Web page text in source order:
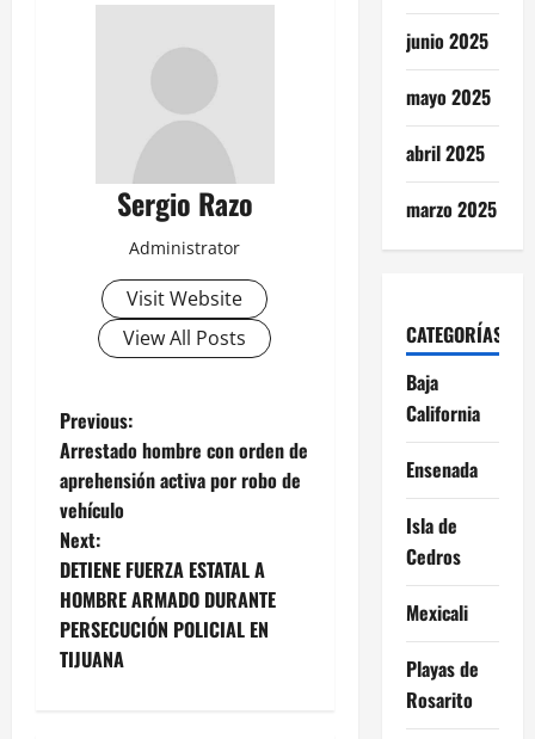
Sergio Razo
Administrator
Visit Website
View All Posts
P
o
s
t
n
a
Previous:
Arrestado hombre con orden de
aprehensión activa por robo de
vehículo
Next:
DETIENE FUERZA ESTATAL A
HOMBRE ARMADO DURANTE
PERSECUCIÓN POLICIAL EN
TIJUANA
junio 2025
mayo 2025
abril 2025
marzo 2025
CATEGORÍAS
Baja
California
Ensenada
Isla de
Cedros
Mexicali
Playas de
Rosarito